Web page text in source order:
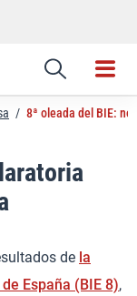
Enlace
/ 8ª oleada del BIE:
de la
España (BIE 8),